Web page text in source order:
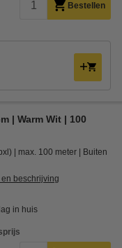
Bestellen
| Warm Wit | 100
max. 100 meter Buiten
beschrijving
in huis